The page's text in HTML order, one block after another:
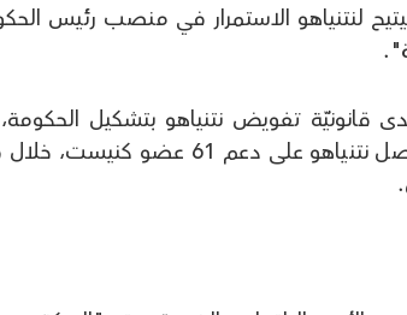
لنتنياهو الاستمرار في منصب رئيس
تفويض نتنياهو بتشكيل
سيناريو من هذا القبيل يبدو مستبعدا، إذ يستحيل أن يحصل نتنياهو على دعم 61